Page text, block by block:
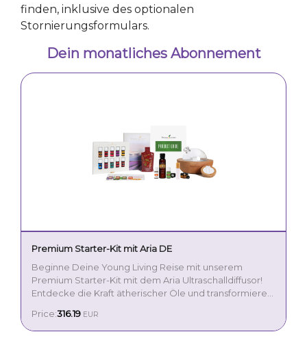
finden, inklusive des optionalen
Stornierungsformulars.
Dein monatliches Abonnement
Premium Starter-Kit mit Aria DE
Beginne Deine Young Living Reise mit unserem
Premium Starter-Kit mit dem Aria Ultraschalldiffusor!
Entdecke die Kraft ätherischer Öle und transformiere
exklusive Ölmischungen wie Young Living
Purification® und Blue Relief genau wie klassische
Dein Premium Starter-Kit enthält:
Price:316.19 EUR